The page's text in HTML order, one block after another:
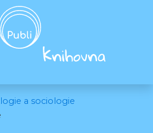
a sociologie